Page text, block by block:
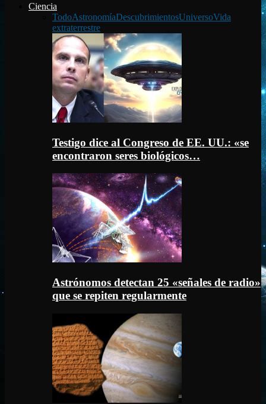
Ciencia
TodoAstronomíaDescubrimientosUniversoVida
extraterrestre
Testigo dice al Congreso de EE. UU.: «se
encontraron seres biológicos…
Astrónomos detectan 25 «señales de radio»
que se repiten regularmente